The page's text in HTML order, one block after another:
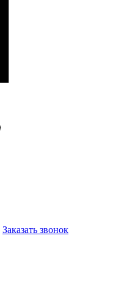
Заказать звонок